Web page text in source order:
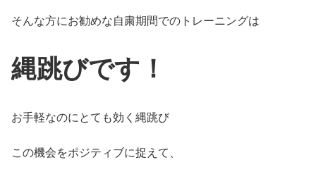
そんな方にお勧めな自粛期間でのトレーニングは
縄跳びです！
お手軽なのにとても効く縄跳び
この機会をポジティブに捉えて、